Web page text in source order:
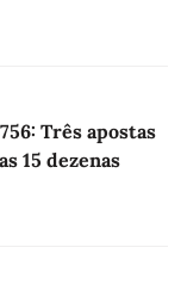
Três apostas
15 dezenas